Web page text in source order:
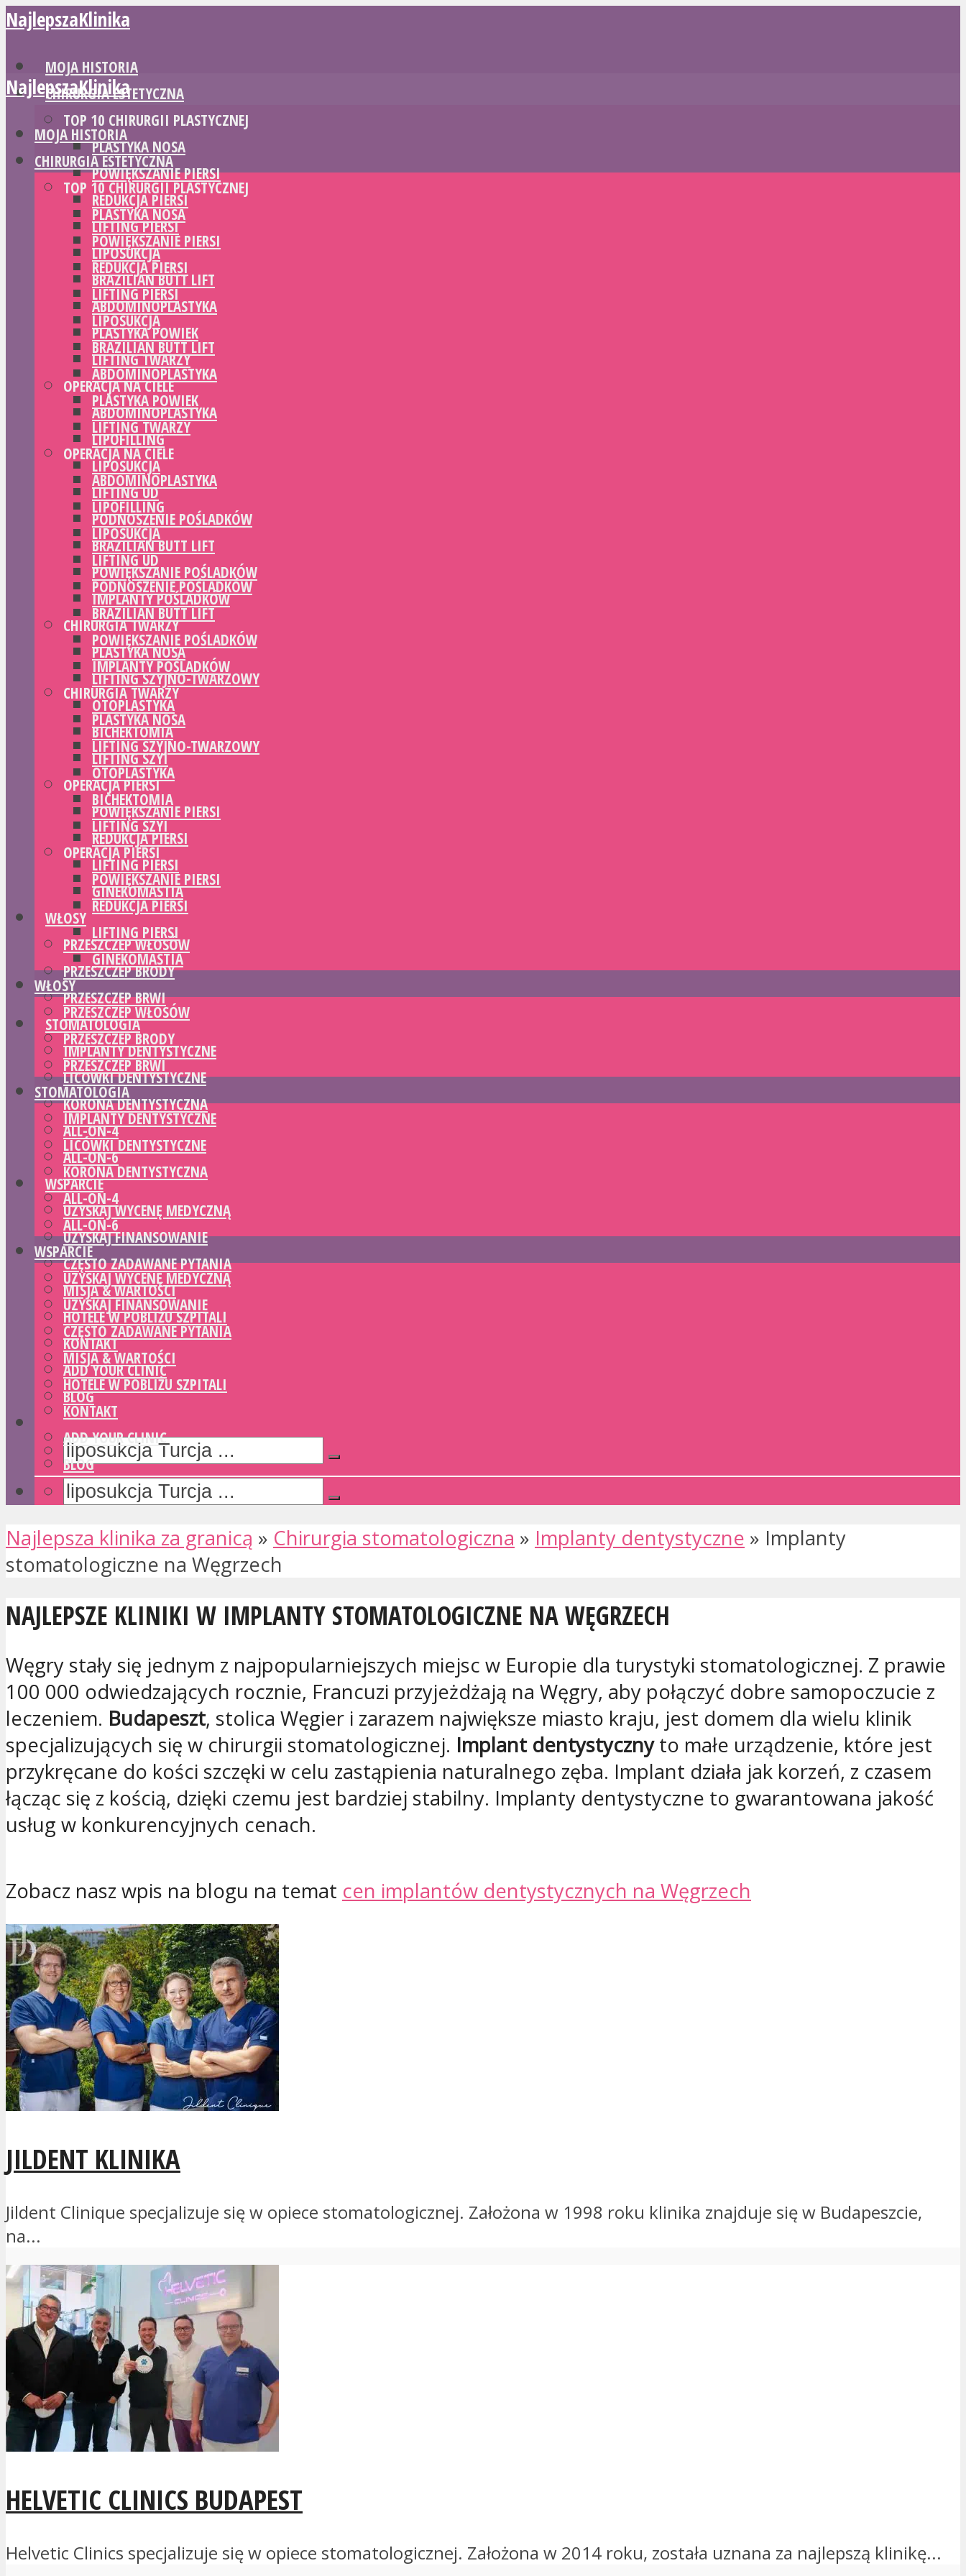
NajlepszaKlinika
MOJA HISTORIA
CHIRURGIA ESTETYCZNA
TOP 10 CHIRURGII PLASTYCZNEJ
PLASTYKA NOSA
POWIĘKSZANIE PIERSI
REDUKCJA PIERSI
LIFTING PIERSI
LIPOSUKCJA
BRAZILIAN BUTT LIFT
ABDOMINOPLASTYKA
PLASTYKA POWIEK
LIFTING TWARZY
OPERACJA NA CIELE
ABDOMINOPLASTYKA
LIPOFILLING
LIPOSUKCJA
LIFTING UD
PODNOSZENIE POŚLADKÓW
BRAZILIAN BUTT LIFT
POWIĘKSZANIE POŚLADKÓW
IMPLANTY POŚLADKÓW
CHIRURGIA TWARZY
PLASTYKA NOSA
LIFTING SZYJNO-TWARZOWY
OTOPLASTYKA
BICHEKTOMIA
LIFTING SZYI
OPERACJA PIERSI
POWIĘKSZANIE PIERSI
REDUKCJA PIERSI
LIFTING PIERSI
GINEKOMASTIA
WŁOSY
PRZESZCZEP WŁOSÓW
PRZESZCZEP BRODY
PRZESZCZEP BRWI
STOMATOLOGIA
IMPLANTY DENTYSTYCZNE
LICÓWKI DENTYSTYCZNE
KORONA DENTYSTYCZNA
ALL-ON-4
ALL-ON-6
WSPARCIE
UZYSKAJ WYCENĘ MEDYCZNĄ
UZYSKAJ FINANSOWANIE
CZĘSTO ZADAWANE PYTANIA
MISJA & WARTOŚCI
HOTELE W POBLIŻU SZPITALI
KONTAKT
ADD YOUR CLINIC
BLOG
NajlepszaKlinika
MOJA HISTORIA
CHIRURGIA ESTETYCZNA
TOP 10 CHIRURGII PLASTYCZNEJ
PLASTYKA NOSA
POWIĘKSZANIE PIERSI
REDUKCJA PIERSI
LIFTING PIERSI
LIPOSUKCJA
BRAZILIAN BUTT LIFT
ABDOMINOPLASTYKA
PLASTYKA POWIEK
LIFTING TWARZY
OPERACJA NA CIELE
ABDOMINOPLASTYKA
LIPOFILLING
LIPOSUKCJA
LIFTING UD
PODNOSZENIE POŚLADKÓW
BRAZILIAN BUTT LIFT
POWIĘKSZANIE POŚLADKÓW
IMPLANTY POŚLADKÓW
CHIRURGIA TWARZY
PLASTYKA NOSA
LIFTING SZYJNO-TWARZOWY
OTOPLASTYKA
BICHEKTOMIA
LIFTING SZYI
OPERACJA PIERSI
POWIĘKSZANIE PIERSI
REDUKCJA PIERSI
LIFTING PIERSI
GINEKOMASTIA
WŁOSY
PRZESZCZEP WŁOSÓW
PRZESZCZEP BRODY
PRZESZCZEP BRWI
STOMATOLOGIA
IMPLANTY DENTYSTYCZNE
LICÓWKI DENTYSTYCZNE
KORONA DENTYSTYCZNA
ALL-ON-4
ALL-ON-6
WSPARCIE
UZYSKAJ WYCENĘ MEDYCZNĄ
UZYSKAJ FINANSOWANIE
CZĘSTO ZADAWANE PYTANIA
MISJA & WARTOŚCI
HOTELE W POBLIŻU SZPITALI
KONTAKT
ADD YOUR CLINIC
BLOG
Najlepsza klinika za granicą » Chirurgia stomatologiczna » Implanty dentystyczne » Implanty
stomatologiczne na Węgrzech
NAJLEPSZE KLINIKI W IMPLANTY STOMATOLOGICZNE NA WĘGRZECH
Węgry stały się jednym z najpopularniejszych miejsc w Europie dla turystyki stomatologicznej. Z prawie
100 000 odwiedzających rocznie, Francuzi przyjeżdżają na Węgry, aby połączyć dobre samopoczucie z
leczeniem. Budapeszt, stolica Węgier i zarazem największe miasto kraju, jest domem dla wielu klinik
specjalizujących się w chirurgii stomatologicznej. Implant dentystycznyto małe urządzenie, które jest
przykręcane do kości szczęki w celu zastąpienia naturalnego zęba. Implant działa jak korzeń, z czasem
łącząc się z kością, dzięki czemu jest bardziej stabilny. Implanty dentystyczne to gwarantowana jakość
usług w konkurencyjnych cenach.
Zobacz nasz wpis na blogu na temat cen implantów dentystycznych na Węgrzech
JILDENT KLINIKA
Jildent Clinique specjalizuje się w opiece stomatologicznej. Założona w 1998 roku klinika znajduje się w Budapeszcie,
na...
HELVETIC CLINICS BUDAPEST
Helvetic Clinics specjalizuje się w opiece stomatologicznej. Założona w 2014 roku, została uznana za najlepszą klinikę...